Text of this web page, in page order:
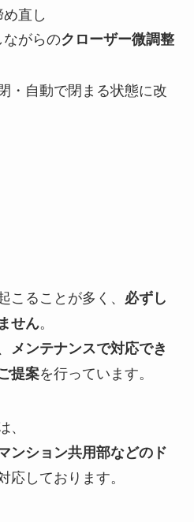
直し
ながらのクローザー微調整
・自動で閉まる状態に改
こることが多く、 必ずし
せん。
メンテナンスで対応でき
提案を行っています。
、
ンション共用部などのド
応しております。